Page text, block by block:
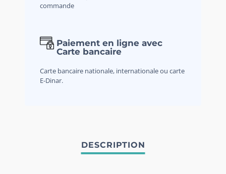
commande
Paiement en ligne avec
Carte bancaire
Carte bancaire nationale, internationale ou carte
E-Dinar.